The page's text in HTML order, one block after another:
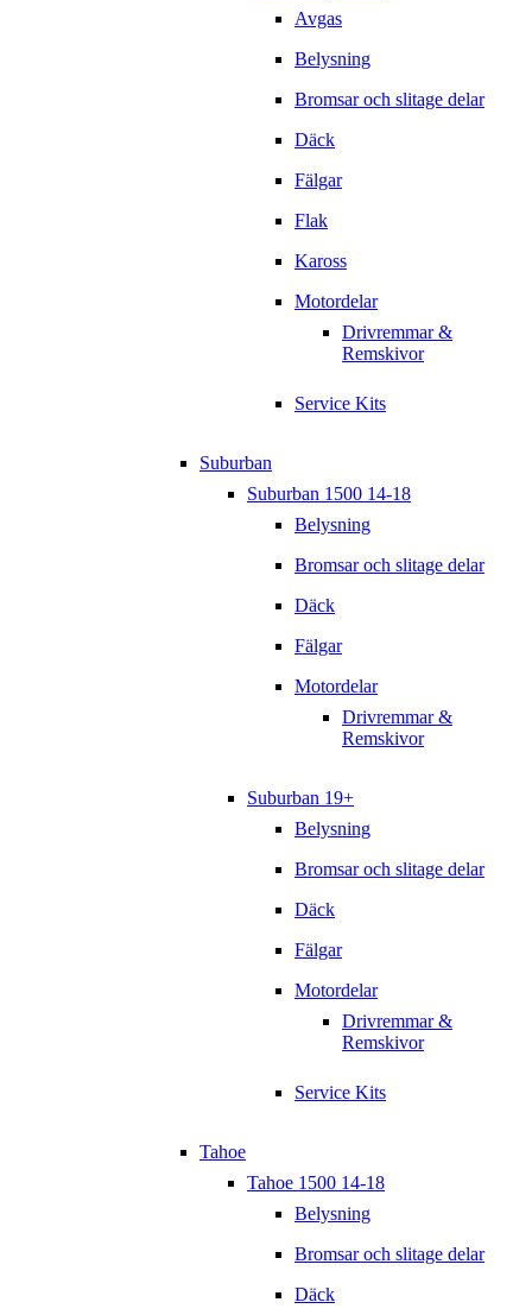
Avgas
Belysning
Bromsar och slitage delar
Däck
Fälgar
Flak
Kaross
Motordelar
Drivremmar &
Remskivor
Service Kits
Suburban
Suburban 1500 14-18
Belysning
Bromsar och slitage delar
Däck
Fälgar
Motordelar
Drivremmar &
Remskivor
Suburban 19+
Belysning
Bromsar och slitage delar
Däck
Fälgar
Motordelar
Drivremmar &
Remskivor
Service Kits
Tahoe
Tahoe 1500 14-18
Belysning
Bromsar och slitage delar
Däck